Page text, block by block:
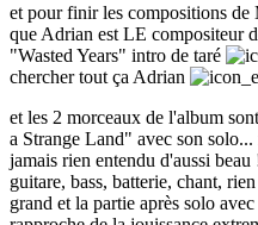
et pour finir les compositions
que Adrian est LE compositeur
"Wasted Years" intro de taré
chercher tout ça Adrian
et les 2 morceaux de l'album
a Strange Land" avec son
jamais rien entendu d'aussi
guitare, bass, batterie, chant,
grand et la partie après solo